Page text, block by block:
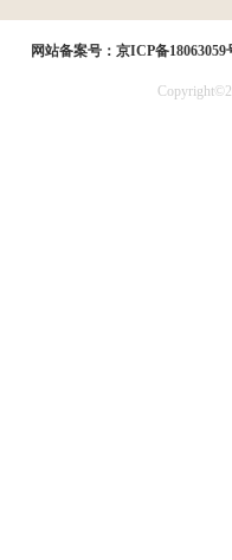
网站备案号： 京ICP备18063059